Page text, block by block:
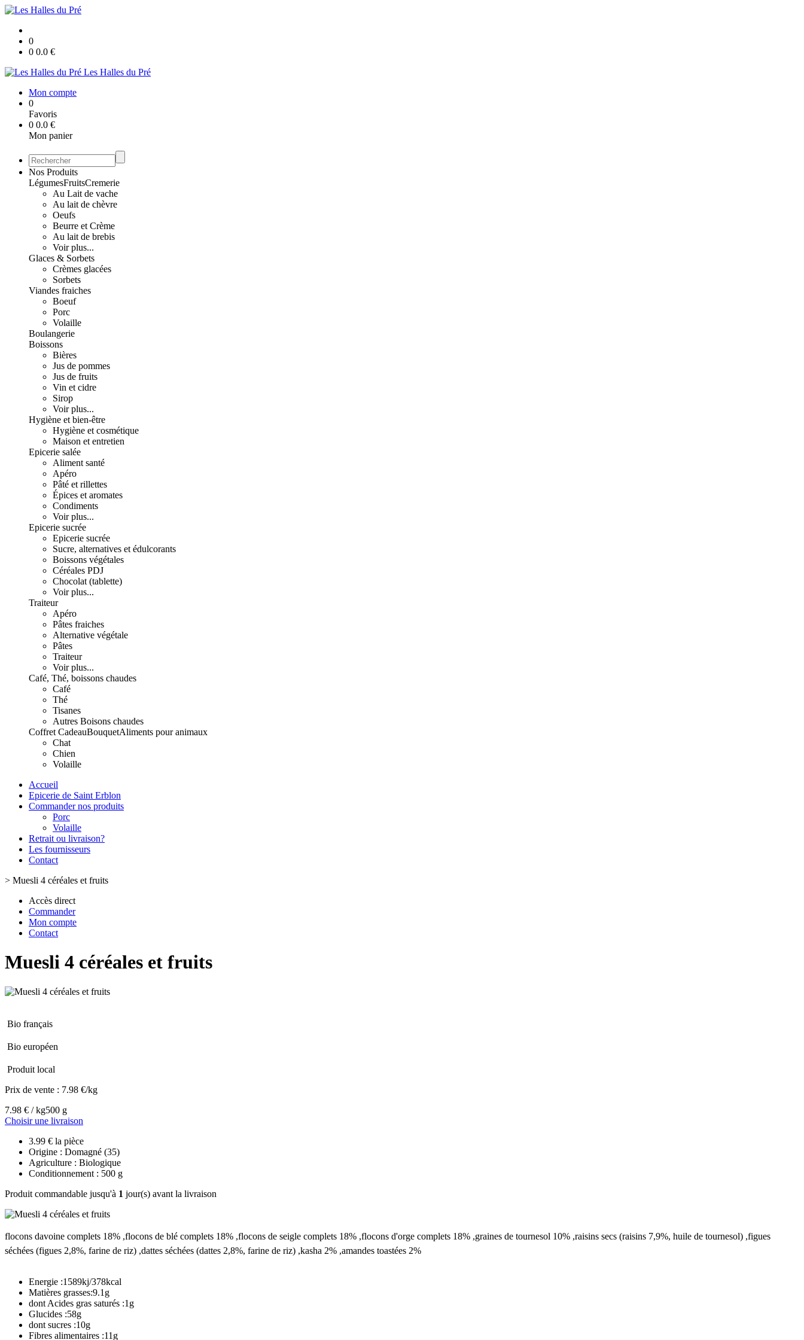
0
0 0.0 €
Les Halles du Pré
Mon compte
0
Favoris
0 0.0 €
Mon panier
Nos Produits
LégumesFruitsCremerie
Au Lait de vache
Au lait de chèvre
Oeufs
Beurre et Crème
Au lait de brebis
Voir plus...
Glaces & Sorbets
Crèmes glacées
Sorbets
Viandes fraiches
Boeuf
Porc
Volaille
Boulangerie
Boissons
Bières
Jus de pommes
Jus de fruits
Vin et cidre
Sirop
Voir plus...
Hygiène et bien-être
Hygiène et cosmétique
Maison et entretien
Epicerie salée
Aliment santé
Apéro
Pâté et rillettes
Épices et aromates
Condiments
Voir plus...
Epicerie sucrée
Epicerie sucrée
Sucre, alternatives et édulcorants
Boissons végétales
Céréales PDJ
Chocolat (tablette)
Voir plus...
Traiteur
Apéro
Pâtes fraiches
Alternative végétale
Pâtes
Traiteur
Voir plus...
Café, Thé, boissons chaudes
Café
Thé
Tisanes
Autres Boisons chaudes
Coffret CadeauBouquetAliments pour animaux
Chat
Chien
Volaille
Accueil
Epicerie de Saint Erblon
Commander nos produits
Porc
Volaille
Retrait ou livraison?
Les fournisseurs
Contact
> Muesli 4 céréales et fruits
Accès direct
Commander
Mon compte
Contact
Muesli 4 céréales et fruits
Bio français
Bio européen
Produit local
Prix de vente : 7.98 €/kg
7.98 € / kg500 g
Choisir une livraison
3.99 € la pièce
Origine : Domagné (35)
Agriculture : Biologique
Conditionnement : 500 g
Produit commandable jusqu'à 1 jour(s) avant la livraison
flocons davoine complets 18% ,flocons de blé complets 18% ,flocons de seigle complets 18% ,flocons d'orge complets 18% ,graines de tournesol 10% ,raisins secs (raisins 7,9%, huile de tournesol) ,figues
séchées (figues 2,8%, farine de riz) ,dattes séchées (dattes 2,8%, farine de riz) ,kasha 2% ,amandes toastées 2%
Energie :1589kj/378kcal
Matières grasses:9.1g
dont Acides gras saturés :1g
Glucides :58g
dont sucres :10g
Fibres alimentaires :11g